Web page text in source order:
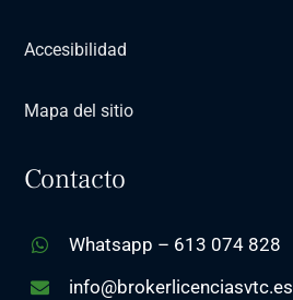
Accesibilidad
Mapa del sitio
Contacto
Whatsapp – 613 074 828
info@brokerlicenciasvtc.es